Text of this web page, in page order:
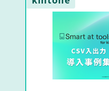
紹介します